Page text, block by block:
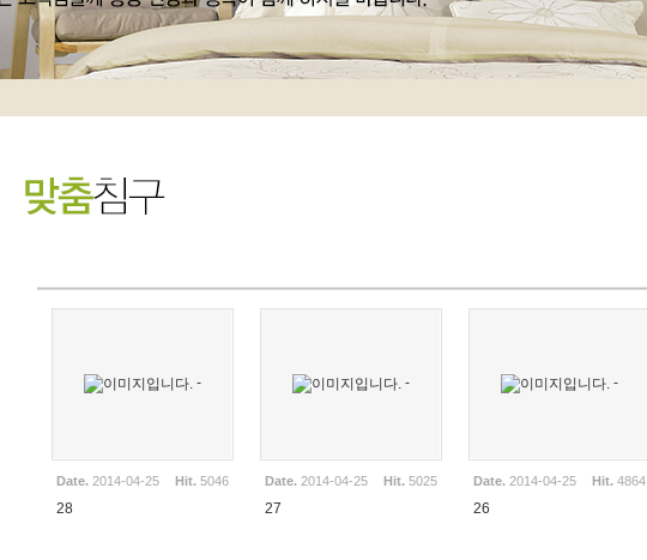
-
Date. 2014-04-25 Hit. 5046
28
-
Date. 2014-04-25 Hit. 5025
27
-
Date. 2014-04-25 Hit. 4864
26